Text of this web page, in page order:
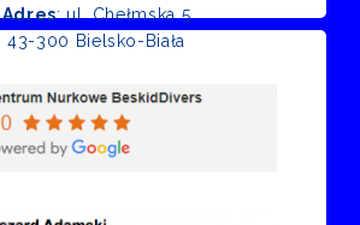
Adres: ul. Chełmska 5
43-300 Bielsko-Biała